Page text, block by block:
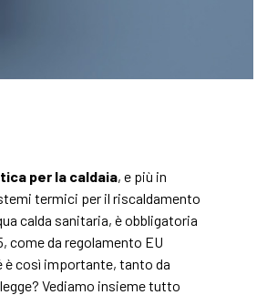
per la caldaia, e più in
termici per il riscaldamento
calda sanitaria, è obbligatoria
come da regolamento EU
è così importante, tanto da
Vediamo insieme tutto